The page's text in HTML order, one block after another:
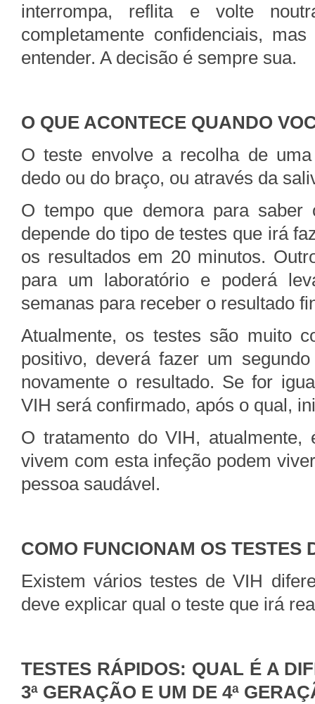
interrompa, reflita e volte
completamente confidenciais,
entender. A decisão é sempre sua.
O QUE ACONTECE QUANDO
O teste envolve a recolha de
dedo ou do braço, ou através da
O tempo que demora para
depende do tipo de testes que irá
os resultados em 20 minutos.
para um laboratório e poderá
semanas para receber o resultado
Atualmente, os testes são muito
positivo, deverá fazer um
novamente o resultado. Se for
VIH será confirmado, após o qual,
O tratamento do VIH,
vivem com esta infeção podem
pessoa saudável.
COMO FUNCIONAM OS TESTES
Existem vários testes de VIH
deve explicar qual o teste que irá
TESTES RÁPIDOS: QUAL É A
3ª GERAÇÃO E UM DE 4ª